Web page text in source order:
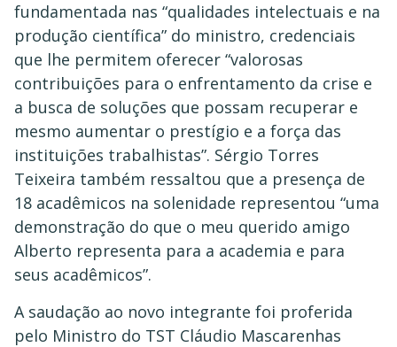
fundamentada nas “qualidades intelectuais e na
produção científica” do ministro, credenciais
que lhe permitem oferecer “valorosas
contribuições para o enfrentamento da crise e
a busca de soluções que possam recuperar e
mesmo aumentar o prestígio e a força das
instituições trabalhistas”. Sérgio Torres
Teixeira também ressaltou que a presença de
18 acadêmicos na solenidade representou “uma
demonstração do que o meu querido amigo
Alberto representa para a academia e para
seus acadêmicos”.
A saudação ao novo integrante foi proferida
pelo Ministro do TST Cláudio Mascarenhas